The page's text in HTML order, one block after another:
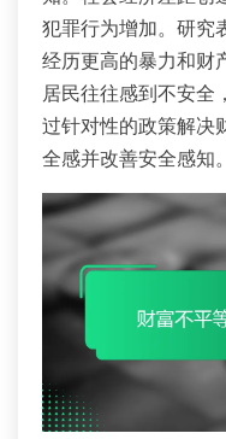
犯罪行为增加。研究
经历更高的暴力和财
居民往往感到不安全
过针对性的政策解决
全感并改善安全感知。